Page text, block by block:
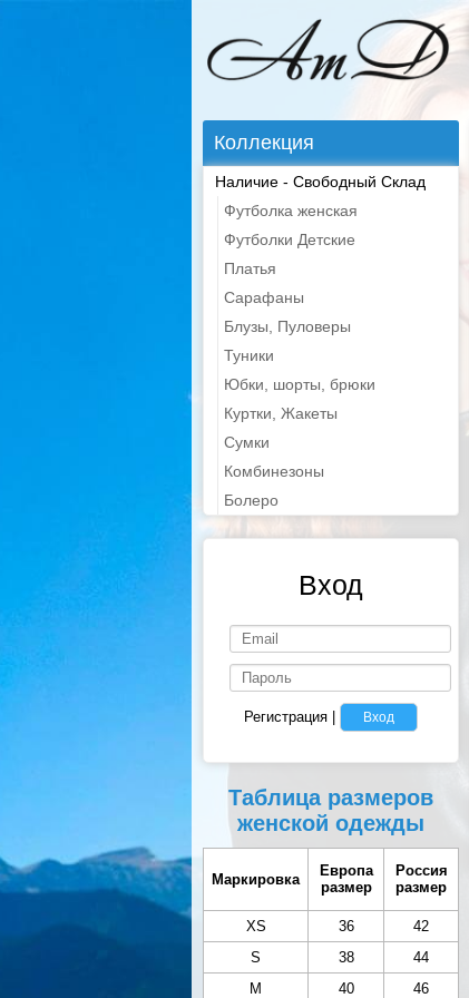
Коллекция
Наличие - Свободный Склад
Футболка женская
Футболки Детские
Платья
Сарафаны
Блузы, Пуловеры
Туники
Юбки, шорты, брюки
Куртки, Жакеты
Сумки
Комбинезоны
Болеро
Вход
Регистрация Вход
Таблица размеров
женской одежды
Маркировка
Европа
размер
Россия
размер
XS 36
42
S
38
44
M
40 46